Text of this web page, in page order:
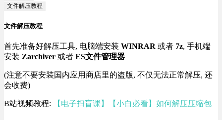
文件解压教程
文件解压教程
首先准备好解压工具, 电脑端安装 WINRAR 或者 7z, 手机端
安装 Zarchiver 或者 ES文件管理器
(注意不要安装国内应用商店里的盗版, 不仅无法正常解压, 还
会收费)
B站视频教程: 【电子扫盲课】【小白必看】如何解压压缩包